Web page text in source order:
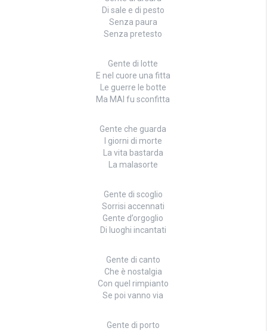
Di sale e di pesto
Senza paura
Senza pretesto
Gente di lotte
E nel cuore una fitta
Le guerre le botte
Ma MAI fu sconfitta
Gente che guarda
I giorni di morte
La vita bastarda
La malasorte
Gente di scoglio
Sorrisi accennati
Gente d’orgoglio
Di luoghi incantati
Gente di canto
Che è nostalgia
Con quel rimpianto
Se poi vanno via
Gente di porto